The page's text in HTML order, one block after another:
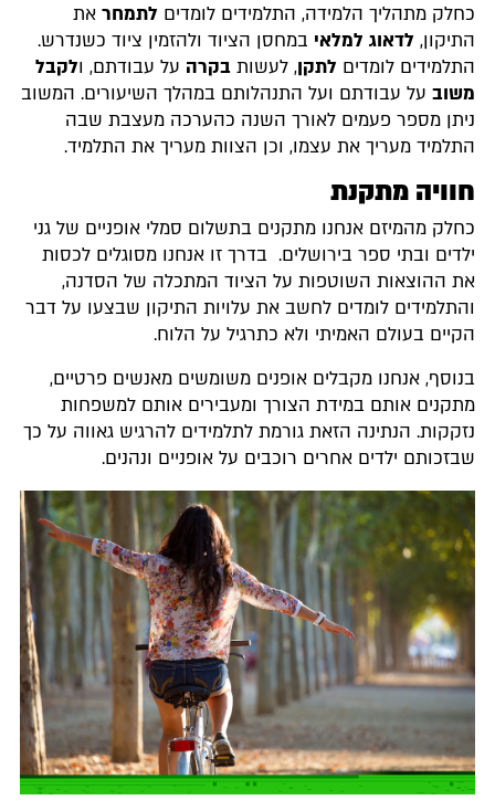
כחלק מתהליך הלמידה, התלמידים לומדים לתמחראת
התיקון, לדאוג למלאי במחסן הציוד ולהזמין ציוד כשנדרש.
התלמידים לומדים לתקן, לעשות בקרה על עבודתם, ולקבל
משובעל עבודתם ועל התנהלותם במהלך השיעורים. המשוב
ניתן מספר פעמים לאורך השנה כהערכה מעצבת שבה
התלמיד מעריך את עצמו, וכן הצוות מעריך את התלמיד.
חוויה מתקנת
כחלק מהמיזם אנחנו מתקנים בתשלום סמלי אופניים של גני
ילדים ובתי ספר בירושלים. בדרך זו אנחנו מסוגלים לכסות
את ההוצאות השוטפות על הציוד המתכלה של הסדנה,
והתלמידים לומדים לחשב את עלויות התיקון שבצעו על דבר
הקיים בעולם האמיתי ולא כתרגיל על הלוח.
בנוסף, אנחנו מקבלים אופנים משומשים מאנשים פרטיים,
מתקנים אותם במידת הצורך ומעבירים אותם למשפחות
נזקקות. הנתינה הזאת גורמת לתלמידים להרגיש גאווה על כך
שבזכותם ילדים אחרים רוכבים על אופניים ונהנים.